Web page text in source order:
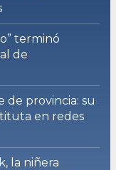
terminó
de
de provincia: su
en redes
la niñera